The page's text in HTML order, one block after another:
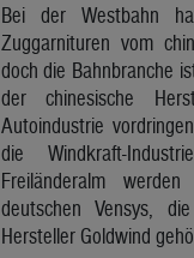
Bei der Westbahn
Zuggarnituren vom
doch die Bahnbranche
der chinesische
Autoindustrie
die Windkraft-
Freiländeralm
deutschen Vensys,
Hersteller Goldwind